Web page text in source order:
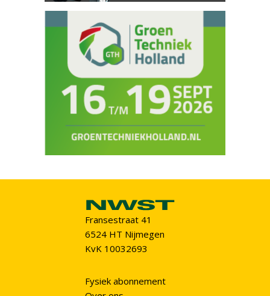
Fransestraat 41
6524 HT Nijmegen
KvK 10032693
Fysiek abonnement